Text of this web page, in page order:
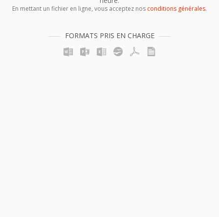
En mettant un fichier en ligne, vous acceptez nos conditions générales.
FORMATS PRIS EN CHARGE